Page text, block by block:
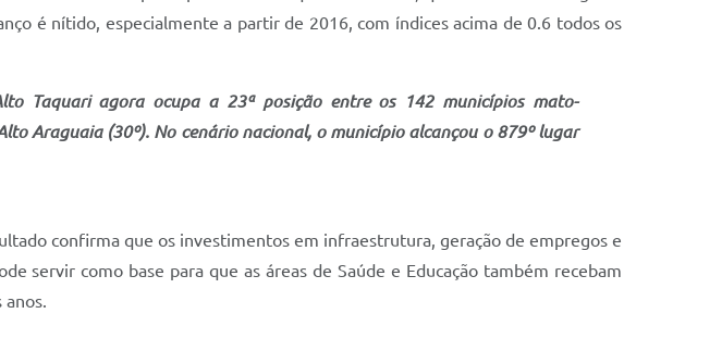
é nítido, especialmente a partir de 2016, com índices acima de 0.6 todos os
Taquari agora ocupa a 23ª posição entre os 142 municípios mato-
Araguaia (30º). No cenário nacional, o município alcançou o 879º lugar
confirma que os investimentos em infraestrutura, geração de empregos e
servir como base para que as áreas de Saúde e Educação também recebam